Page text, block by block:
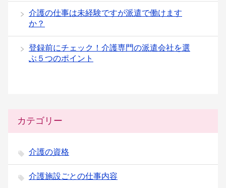
介護の仕事は未経験ですが派遣で働けます
か？
登録前にチェック！介護専門の派遣会社を選
ぶ５つのポイント
カテゴリー
介護の資格
介護施設ごとの仕事内容